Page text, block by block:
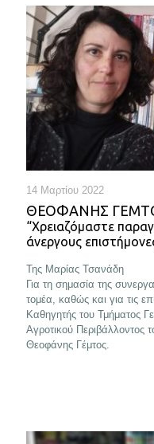
14 Μαρτίου 2022
ΘΕΟΦΑΝΗΣ
“Χρειαζόμαστε
άνεργους
Της Μαρίας Τσανάδη
Για τη σημασία της
τομέα, καθώς και για τις
Καθηγητής του Τμήματος
Αγροτικού Περιβάλλοντος
Θεοφάνης Γέμτος.